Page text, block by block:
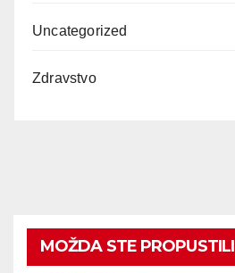
Uncategorized
Zdravstvo
MOŽDA STE PROPUSTILI